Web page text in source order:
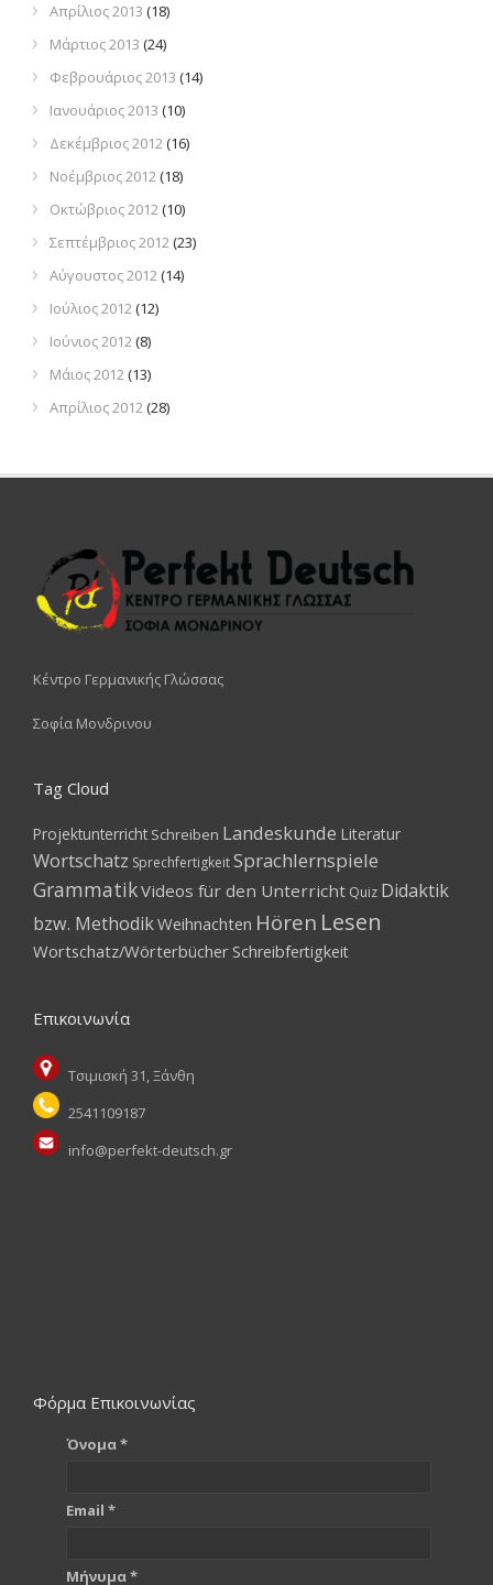
Απρίλιος 2013 (18)
Μάρτιος 2013 (24)
Φεβρουάριος 2013 (14)
Ιανουάριος 2013 (10)
Δεκέμβριος 2012(16)
Νοέμβριος 2012(18)
Οκτώβριος 2012(10)
Σεπτέμβριος 2012(23)
Αύγουστος 2012(14)
Ιούλιος 2012(12)
Ιούνιος 2012(8)
Μάιος 2012(13)
Απρίλιος 2012(28)
Κέντρο Γερμανικής Γλώσσας
Σοφία Μονδρινου
Tag Cloud
Projektunterricht Schreiben Landeskunde Literatur
Wortschatz SprechfertigkeitSprachlernspiele
GrammatikVideos für den Unterricht Quiz Didaktik
bzw. MethodikWeihnachten Hören Lesen
Wortschatz/Wörterbücher Schreibfertigkeit
Επικοινωνία
Τσιμισκή 31, Ξάνθη
2541109187
info@perfekt-deutsch.gr
Φόρμα Επικοινωνίας
Όνομα *
Email *
Μήνυμα *